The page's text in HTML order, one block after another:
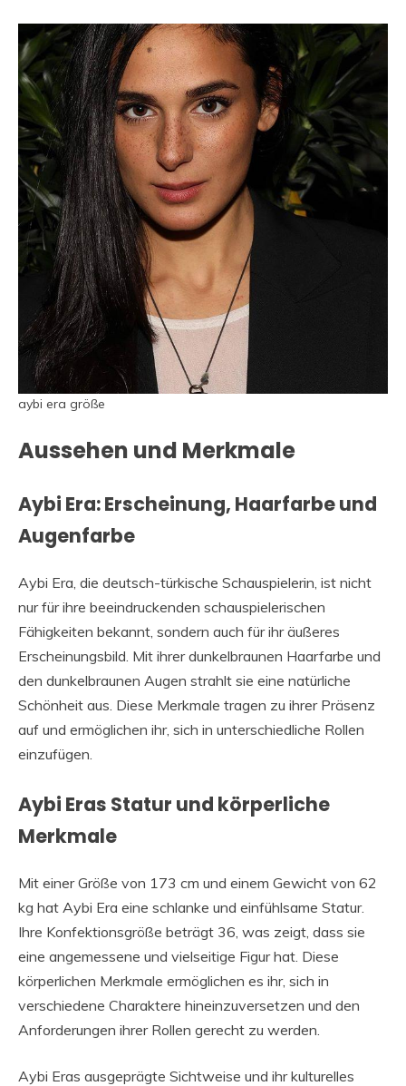
aybi era größe
Aussehen und Merkmale
Aybi Era: Erscheinung, Haarfarbe und
Augenfarbe
Aybi Era, die deutsch-türkische Schauspielerin, ist nicht
nur für ihre beeindruckenden schauspielerischen
Fähigkeiten bekannt, sondern auch für ihr äußeres
Erscheinungsbild. Mit ihrer dunkelbraunen Haarfarbe und
den dunkelbraunen Augen strahlt sie eine natürliche
Schönheit aus. Diese Merkmale tragen zu ihrer Präsenz
auf und ermöglichen ihr, sich in unterschiedliche Rollen
einzufügen.
Aybi Eras Statur und körperliche
Merkmale
Mit einer Größe von 173 cm und einem Gewicht von 62
kg hat Aybi Era eine schlanke und einfühlsame Statur.
Ihre Konfektionsgröße beträgt 36, was zeigt, dass sie
eine angemessene und vielseitige Figur hat. Diese
körperlichen Merkmale ermöglichen es ihr, sich in
verschiedene Charaktere hineinzuversetzen und den
Anforderungen ihrer Rollen gerecht zu werden.
Aybi Eras ausgeprägte Sichtweise und ihr kulturelles